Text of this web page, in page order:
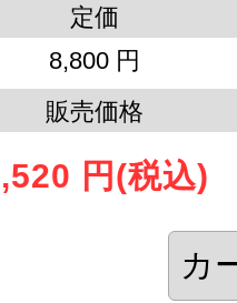
定価
8,800 円
販売価格
円 (税込)